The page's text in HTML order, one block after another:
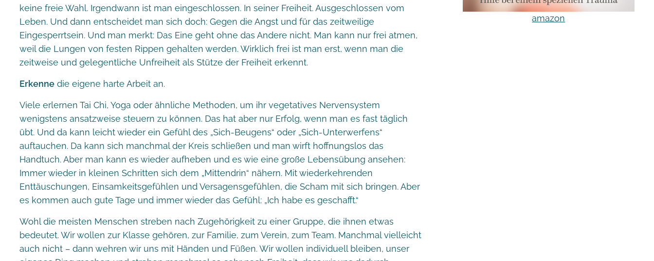
keine freie Wahl. Irgendwann ist man eingeschlossen. In seiner Freiheit. Ausgeschlossen vom
Leben. Und dann entscheidet man sich doch: Gegen die Angst und für das zeitweilige
Eingesperrtsein. Und man merkt: Das Eine geht ohne das Andere nicht. Man kann nur frei atmen,
weil die Lungen von festen Rippen gehalten werden. Wirklich frei ist man erst, wenn man die
zeitweise und gelegentliche Unfreiheit als Stütze der Freiheit erkennt.
Erkenne die eigene harte Arbeit an.
Viele erlernen Tai Chi, Yoga oder ähnliche Methoden, um ihr vegetatives Nervensystem
wenigstens ansatzweise steuern zu können. Das hat aber nur Erfolg, wenn man es fast täglich
übt. Und da kann leicht wieder ein Gefühl des „Sich-Beugens“ oder „Sich-Unterwerfens“
auftauchen. Da kann sich manchmal der Kreis schließen und man wirft hoffnungslos das
Handtuch. Aber man kann es wieder aufheben und es wie eine große Lebensübung ansehen:
Immer wieder in kleinen Schritten sich dem „Mittendrin“ nähern. Mit wiederkehrenden
Enttäuschungen, Einsamkeitsgefühlen und Versagensgefühlen, die Scham mit sich bringen. Aber
es kommen auch gute Tage und immer wieder das Gefühl: „Ich habe es geschafft.“
Wohl die meisten Menschen streben nach Zugehörigkeit zu einer Gruppe, die ihnen etwas
bedeutet. Wir wollen zur Klasse gehören, zur Familie, zum Verein, zum Team. Manchmal vielleicht
auch nicht – dann wehren wir uns mit Händen und Füßen. Wir wollen individuell bleiben, unser
amazon